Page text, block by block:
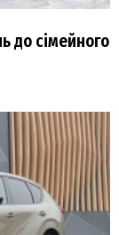
до сімейного